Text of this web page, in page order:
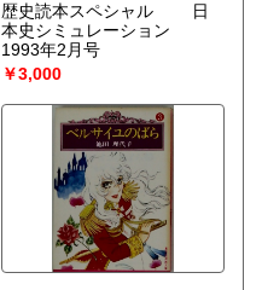
歴史読本スペシャル 日
本史シミュレーション
1993年2月号
￥3,000